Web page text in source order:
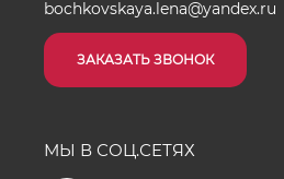
bochkovskaya.lena@yandex.ru
ЗАКАЗАТЬ ЗВОНОК
МЫ В СОЦ.СЕТЯХ